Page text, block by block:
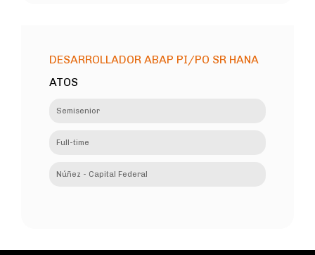
DESARROLLADOR ABAP PI/PO SR HANA
ATOS
Semisenior
Full-time
Núñez - Capital Federal